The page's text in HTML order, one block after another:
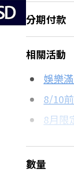
7.6折
分期付款
＊實際可
信用卡分
分
3期
相關活動
娛樂
8/10
8月限
8/15
數量